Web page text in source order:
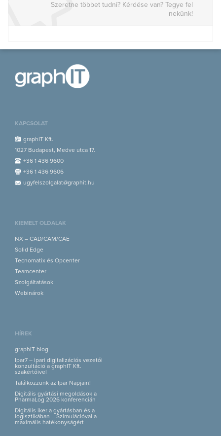
Szeretne többet tudni? Kérdése van? Tegye fel
nekünk!
KAPCSOLAT
graphIT Kft.
1027 Budapest, Medve utca 17.
+36 1 436 9600
+36 1 436 9606
ugyfelszolgalat@graphit.hu
KIEMELT OLDALAK
NX – CAD/CAM/CAE
Solid Edge
Tecnomatix és Opcenter
Teamcenter
Szolgáltatások
Webinárok
HÍREK
graphIT blog
Ipar7 – ipari digitalizációs vezetői
konzultáció a graphIT Kft.
szakértőivel
Találkozzunk az Ipar Napjain!
Digitális gyártási megoldások a
PharmaLog 2026 konferencián
Digitális iker a gyártásban és a
logisztikában – Szimulációval a
maximális hatékonyságért